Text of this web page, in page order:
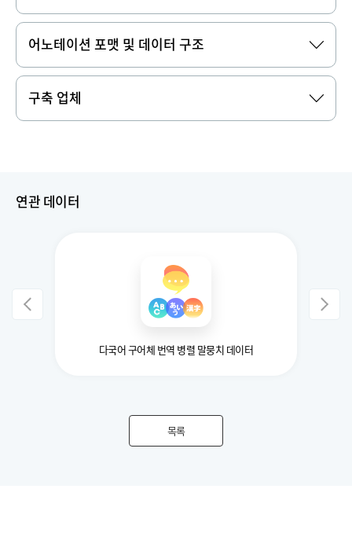
어노테이션 포맷 및 데이터 구조
구축 업체
연관 데이터
다국어 구어체 번역 병렬 말뭉치 데이터
목록